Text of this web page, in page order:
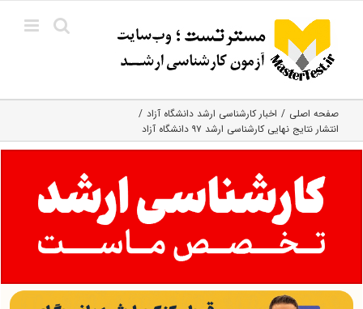
content
صفحه اصلی
اخبار کارشناسی ارشد دانشگاه آزاد
انتشار نتایج نهایی کارشناسی ارشد ۹۷ دانشگاه آزاد